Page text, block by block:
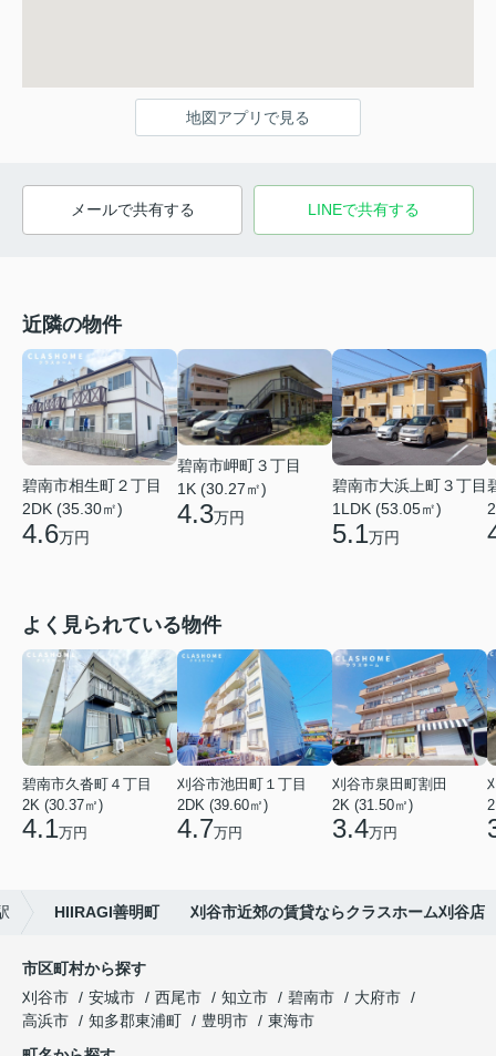
地図アプリで見る
メールで共有する LINEで共有する
近隣の物件
碧南市相生町２丁目
2DK (35.30㎡)
4.6万円
碧南市岬町３丁目
1K (30.27㎡)
4.3万円
碧南市大浜上町３丁目
1LDK (53.05㎡)
5.1万円
よく見られている物件
碧南市久沓町４丁目
2K (30.37㎡)
4.1万円
刈谷市池田町１丁目
2DK (39.60㎡)
4.7万円
刈谷市泉田町割田
2K (31.50㎡)
3.4万円
HIIRAGI善明町 刈谷市近郊の賃貸ならクラスホーム刈谷店
市区町村から探す
刈谷市
安城市 西尾市 知立市 碧南市
大府市
高浜市
知多郡東浦町 豊明市
東海市